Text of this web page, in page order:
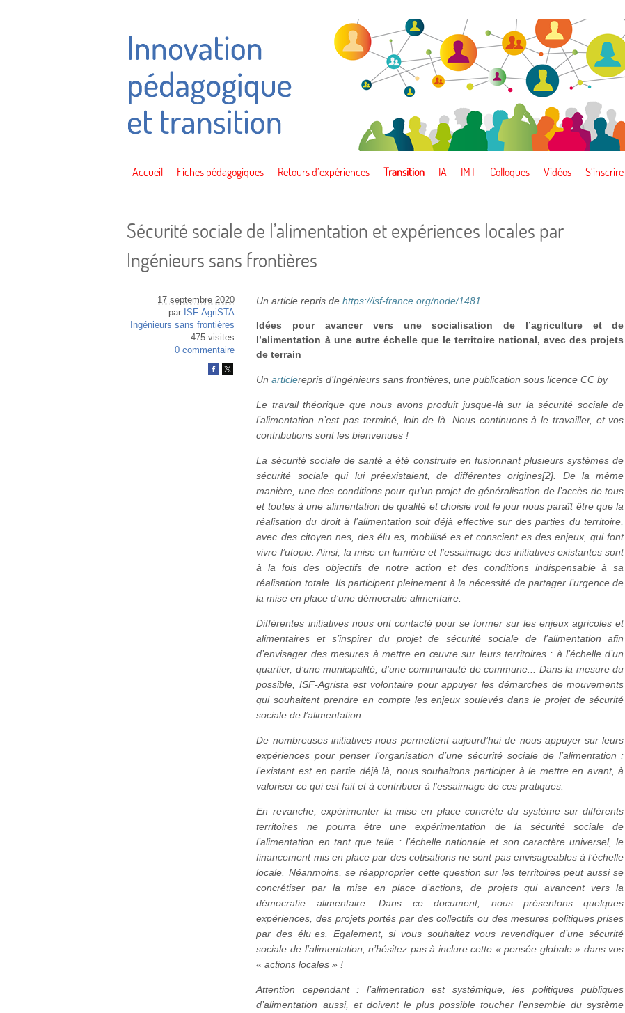
Accueil Fiches pédagogiques Retours d’expériences Transition IA IMT Colloques Vidéos S’inscrire
Sécurité sociale de l’alimentation et expériences locales par
Ingénieurs sans frontières
17 septembre 2020
par ISF-AgriSTA
Ingénieurs sans frontières
475 visites
0 commentaire
Un article repris dehttps://isf-france.org/node/1481
Idées pour avancer vers une socialisation de l’agriculture et de
l’alimentation à une autre échelle que le territoire national, avec des projets
de terrain
Unarticlerepris d’Ingénieurs sans frontières, une publication sous licence CC by
Le travail théorique que nous avons produit jusque-là sur la sécurité sociale de
l’alimentation n’est pas terminé, loin de là. Nous continuons à le travailler, et vos
contributions sont les bienvenues !
La sécurité sociale de santé a été construite en fusionnant plusieurs systèmes de
sécurité sociale qui lui préexistaient, de différentes origines[2]. De la même
manière, une des conditions pour qu’un projet de généralisation de l’accès de tous
et toutes à une alimentation de qualité et choisie voit le jour nous paraît être que la
réalisation du droit à l’alimentation soit déjà effective sur des parties du territoire,
avec des citoyen·nes, des élu·es, mobilisé·es et conscient·es des enjeux, qui font
vivre l’utopie. Ainsi, la mise en lumière et l’essaimage des initiatives existantes sont
à la fois des objectifs de notre action et des conditions indispensable à sa
réalisation totale. Ils participent pleinement à la nécessité de partager l’urgence de
la mise en place d’une démocratie alimentaire.
Différentes initiatives nous ont contacté pour se former sur les enjeux agricoles et
alimentaires et s’inspirer du projet de sécurité sociale de l’alimentation afin
d’envisager des mesures à mettre en œuvre sur leurs territoires : à l’échelle d’un
quartier, d’une municipalité, d’une communauté de commune... Dans la mesure du
possible, ISF-Agrista est volontaire pour appuyer les démarches de mouvements
qui souhaitent prendre en compte les enjeux soulevés dans le projet de sécurité
sociale de l’alimentation.
De nombreuses initiatives nous permettent aujourd’hui de nous appuyer sur leurs
expériences pour penser l’organisation d’une sécurité sociale de l’alimentation :
l’existant est en partie déjà là, nous souhaitons participer à le mettre en avant, à
valoriser ce qui est fait et à contribuer à l’essaimage de ces pratiques.
En revanche, expérimenter la mise en place concrète du système sur différents
territoires ne pourra être une expérimentation de la sécurité sociale de
l’alimentation en tant que telle : l’échelle nationale et son caractère universel, le
financement mis en place par des cotisations ne sont pas envisageables à l’échelle
locale. Néanmoins, se réapproprier cette question sur les territoires peut aussi se
concrétiser par la mise en place d’actions, de projets qui avancent vers la
démocratie alimentaire. Dans ce document, nous présentons quelques
expériences, des projets portés par des collectifs ou des mesures politiques prises
par des élu·es. Egalement, si vous souhaitez vous revendiquer d’une sécurité
sociale de l’alimentation, n’hésitez pas à inclure cette « pensée globale » dans vos
« actions locales » !
Attention cependant : l’alimentation est systémique, les politiques publiques
d’alimentation aussi, et doivent le plus possible toucher l’ensemble du système